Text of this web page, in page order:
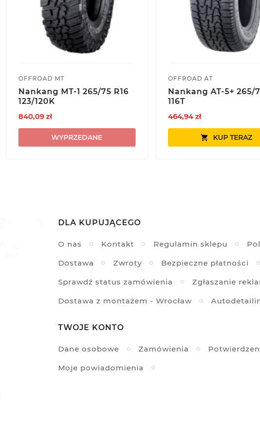
OFFROAD MT
Nankang MT-1 265/75 R16
123/120K
840,09 zł
WYPRZEDANE
OFFROAD AT
Nankang AT-5+ 265/
116T
464,94 zł
 KUP TERAZ
DLA KUPUJĄCEGO
O nas Kontakt Regulamin sklepu
Dostawa Zwroty Bezpieczne płatności
Sprawdź status zamówienia Zgłaszanie
Dostawa z montażem - Wrocław
TWOJE KONTO
Dane osobowe Zamówienia
Moje powiadomienia